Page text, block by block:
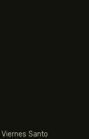
Viernes Santo